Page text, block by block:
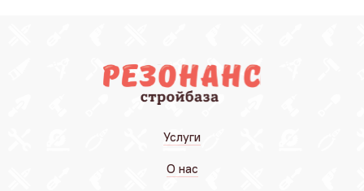
Услуги
О нас